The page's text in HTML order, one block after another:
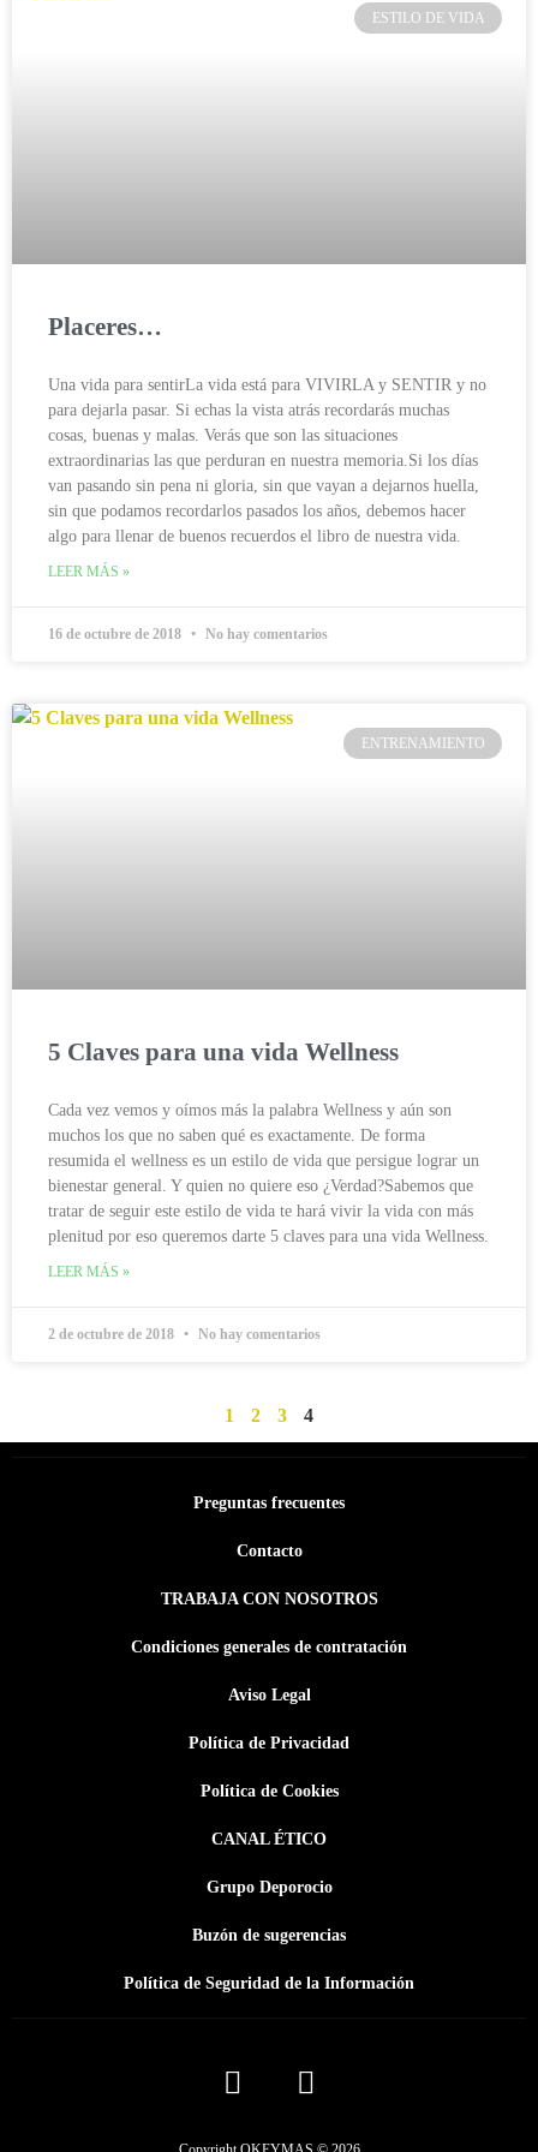
ESTILO DE VIDA
Placeres…
Una vida para sentirLa vida está para VIVIRLA y SENTIR y no
para dejarla pasar. Si echas la vista atrás recordarás muchas
cosas, buenas y malas. Verás que son las situaciones
extraordinarias las que perduran en nuestra memoria.Si los días
van pasando sin pena ni gloria, sin que vayan a dejarnos huella,
sin que podamos recordarlos pasados los años, debemos hacer
algo para llenar de buenos recuerdos el libro de nuestra vida.
LEER MÁS »
16 de octubre de 2018 No hay comentarios
ENTRENAMIENTO
5 Claves para una vida Wellness
Cada vez vemos y oímos más la palabra Wellness y aún son
muchos los que no saben qué es exactamente. De forma
resumida el wellness es un estilo de vida que persigue lograr un
bienestar general. Y quien no quiere eso ¿Verdad?Sabemos que
tratar de seguir este estilo de vida te hará vivir la vida con más
plenitud por eso queremos darte 5 claves para una vida Wellness.
LEER MÁS »
2 de octubre de 2018 No hay comentarios
1 2 3 4
Preguntas frecuentes
Contacto
TRABAJA CON NOSOTROS
Condiciones generales de contratación
Aviso Legal
Política de Privacidad
Política de Cookies
CANAL ÉTICO
Grupo Deporocio
Buzón de sugerencias
Política de Seguridad de la Información